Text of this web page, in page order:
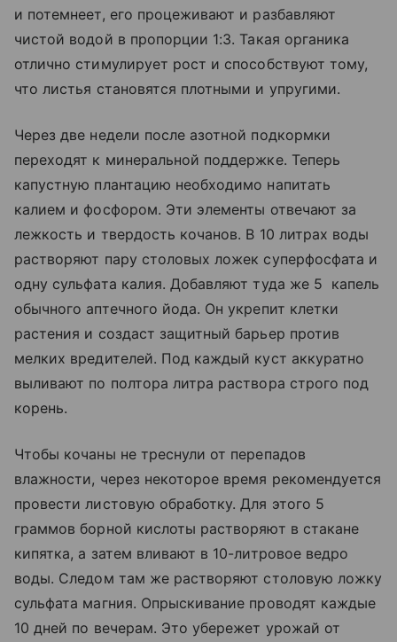
и потемнеет, его процеживают и разбавляют
чистой водой в пропорции 1:3. Такая органика
отлично стимулирует рост и способствуют тому,
что листья становятся плотными и упругими.
Через две недели после азотной подкормки
переходят к минеральной поддержке. Теперь
капустную плантацию необходимо напитать
калием и фосфором. Эти элементы отвечают за
лежкость и твердость кочанов. В 10 литрах воды
растворяют пару столовых ложек суперфосфата и
одну сульфата калия. Добавляют туда же 5 капель
обычного аптечного йода. Он укрепит клетки
растения и создаст защитный барьер против
мелких вредителей. Под каждый куст аккуратно
выливают по полтора литра раствора строго под
корень.
Чтобы кочаны не треснули от перепадов
влажности, через некоторое время рекомендуется
провести листовую обработку. Для этого 5
граммов борной кислоты растворяют в стакане
кипятка, а затем вливают в 10-литровое ведро
воды. Следом там же растворяют столовую ложку
сульфата магния. Опрыскивание проводят каждые
10 дней по вечерам. Это убережет урожай от